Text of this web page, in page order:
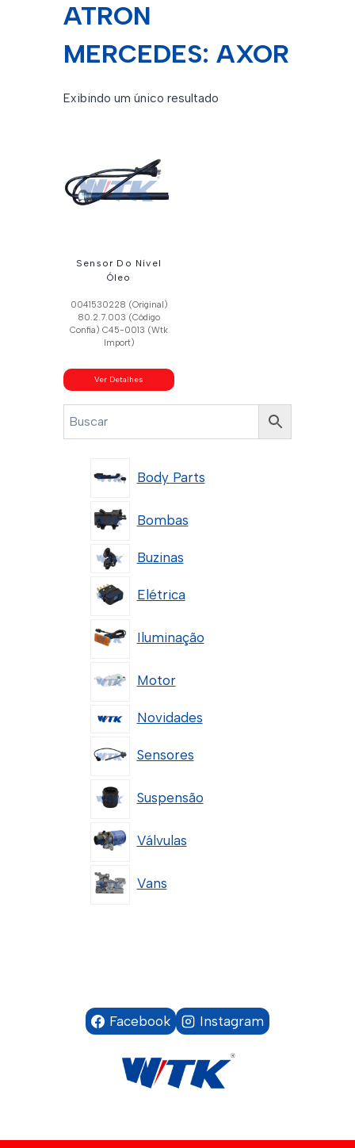
ATRON
MERCEDES: AXOR
Exibindo um único resultado
Sensor Do Nível
Óleo
0041530228 (Original)
80.2.7.003 (Código
Confia) C45-0013 (Wtk
Import)
Ver Detalhes
Body Parts
Bombas
Buzinas
Elétrica
Iluminação
Motor
Novidades
Sensores
Suspensão
Válvulas
Vans
Facebook Instagram